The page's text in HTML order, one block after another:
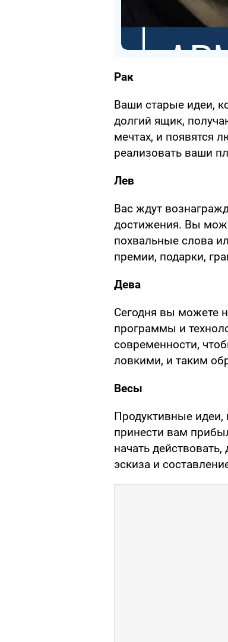
Рак
Ваши старые идеи,
долгий ящик,
мечтах, и появятся
реализовать ваши
Лев
Вас ждут
достижения. Вы
похвальные слова
премии, подарки,
Дева
Сегодня вы можете
программы и
современности,
ловкими, и таким
Весы
Продуктивные идеи,
принести вам
начать
эскиза и